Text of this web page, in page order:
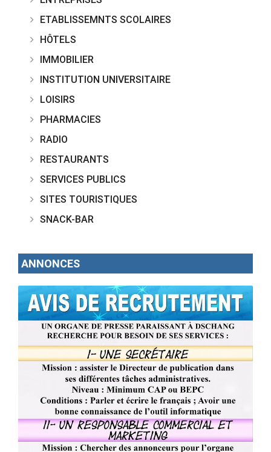
ETABLISSEMNTS SCOLAIRES
HÔTELS
IMMOBILIER
INSTITUTION UNIVERSITAIRE
LOISIRS
PHARMACIES
RADIO
RESTAURANTS
SERVICES PUBLICS
SITES TOURISTIQUES
SNACK-BAR
ANNONCES